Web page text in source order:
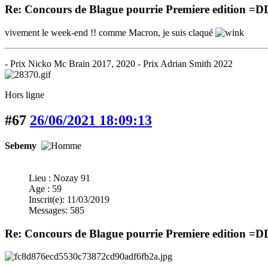
Re: Concours de Blague pourrie Premiere edition
vivement le week-end !! comme Macron, je suis claqué
- Prix Nicko Mc Brain 2017, 2020 - Prix Adrian Smith 2022
Hors ligne
#67 26/06/2021 18:09:13
Sebemy
Lieu : Nozay 91
Age : 59
Inscrit(e): 11/03/2019
Messages: 585
Re: Concours de Blague pourrie Premiere edition